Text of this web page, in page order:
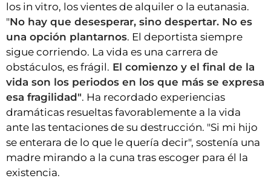
los in vitro, los vientes de alquiler o la eutanasia.
"No hay que desesperar, sino despertar. No es
una opción plantarnos. El deportista siempre
sigue corriendo. La vida es una carrera de
obstáculos, es frágil. El comienzo y el final de la
vida son los periodos en los que más se expresa
esa fragilidad". Ha recordado experiencias
dramáticas resueltas favorablemente a la vida
ante las tentaciones de su destrucción. "Si mi hijo
se enterara de lo que le quería decir", sostenía una
madre mirando a la cuna tras escoger para él la
existencia.